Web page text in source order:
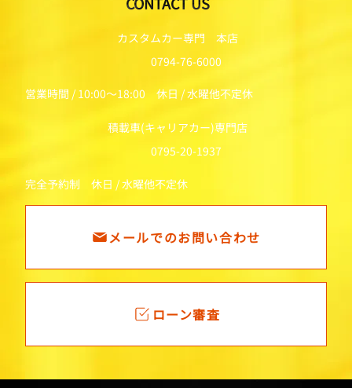
ローン審査
メールでのお問い合わせ
積載車(キャリアカー)専門店
0795-20-1937
完全予約制 休日 / 水曜他不定休
カスタムカー専門 本店
0794-76-6000
営業時間 / 10:00～18:00 休日 / 水曜他不定休